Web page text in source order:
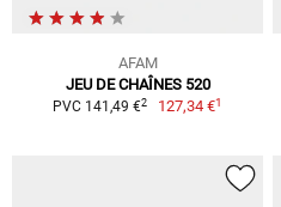
AFAM
JEU DE CHAÎNES 520
PVC 141,49 €2 127,34 €1